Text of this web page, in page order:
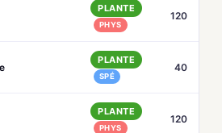
PLANTE
PHYS
120
PLANTE
SPÉ
40
PLANTE
PHYS
120